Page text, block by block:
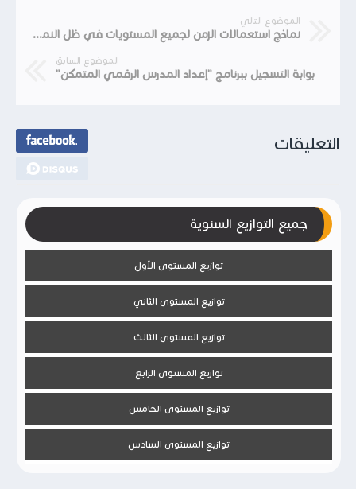
الموضوع التالي
نماذج استعمالات الزمن لجميع المستويات في ظل النمط التربوي القائم على التناوب والتعلم الذاتي
الموضوع السابق
بوابة التسجيل ببرنامج "إعداد المدرس الرقمي المتمكن"
التعليقات
جميع التوازيع السنوية
توازيع المستوى الأول
توازيع المستوى الثاني
توازيع المستوى الثالث
توازيع المستوى الرابع
توازيع المستوى الخامس
توازيع المستوى السادس